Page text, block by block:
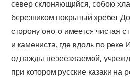
север склоняющийся, собою
березником покрытый хребет
сторону оного имеется чистая
и камениста, где вдоль по реке
однажды переезжаемой,
при котором русские казаки на